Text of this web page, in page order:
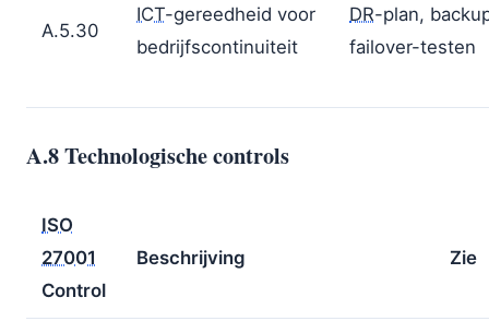
A.5.30
ICT-gereedheid voor
bedrijfscontinuiteit
DR-plan,
failover-testen
A.8 Technologische controls
ISO
27001
Control
Beschrijving Zie